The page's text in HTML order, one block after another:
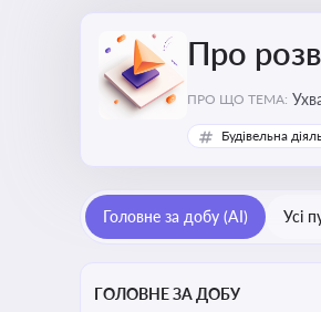
Про
ПРО ЩО ТЕМА:
Будівельна
Головне за добу (AI) Усі
ГОЛОВНЕ ЗА ДОБУ